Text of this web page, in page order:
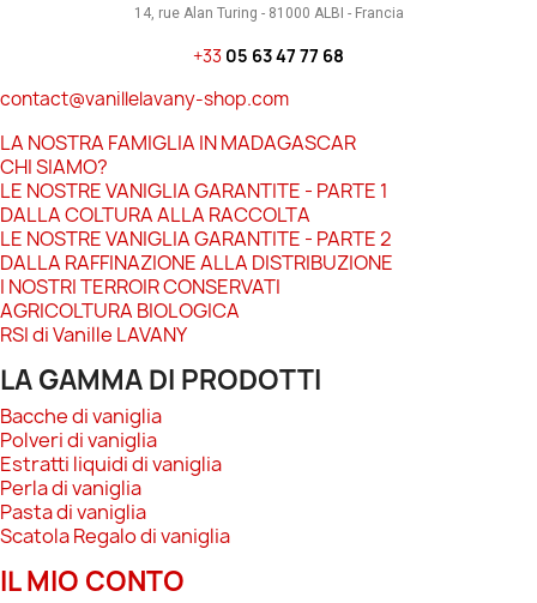
14, rue Alan Turing - 81000 ALBI - Francia
+33 05 63 47 77 68
contact@vanillelavany-shop.com
LA NOSTRA FAMIGLIA IN MADAGASCAR
CHI SIAMO?
LE NOSTRE VANIGLIA GARANTITE - PARTE 1
DALLA COLTURA ALLA RACCOLTA
LE NOSTRE VANIGLIA GARANTITE - PARTE 2
DALLA RAFFINAZIONE ALLA DISTRIBUZIONE
I NOSTRI TERROIR CONSERVATI
AGRICOLTURA BIOLOGICA
RSI di Vanille LAVANY
LA GAMMA DI PRODOTTI
Bacche di vaniglia
Polveri di vaniglia
Estratti liquidi di vaniglia
Perla di vaniglia
Pasta di vaniglia
Scatola Regalo di vaniglia
IL MIO CONTO